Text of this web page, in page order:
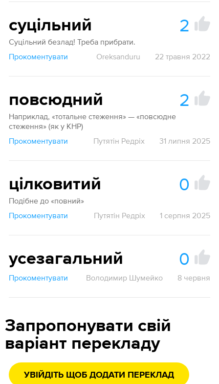
суцільний 2
Суцільний безлад! Треба прибрати.
Прокоментувати
Oreksanduru 22 травня 2022
повсюдний 2
Наприклад, «тотальне стеження» — «повсюдне
стеження» (як у КНР)
Прокоментувати
Путятін Редріх 31 липня 2025
цілковитий 0
Подібне до «повний»
Прокоментувати
Путятін Редріх 1 серпня 2025
усезагальний 0
Прокоментувати Володимир Шумейко 8 червня
Запропонувати свій
варіант перекладу
УВІЙДІТЬ ЩОБ ДОДАТИ ПЕРЕКЛАД